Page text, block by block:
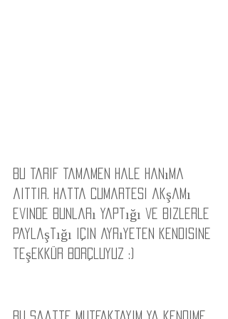
Bu tarif tamamen Hale hanıma
aittir. Hatta cumartesi akşamı
evinde bunları yaptığı ve bizlerle
paylaştığı için ayrıyeten kendisine
teşekkür borçluyuz :)
Bu saatte mutfaktayim ya kendime